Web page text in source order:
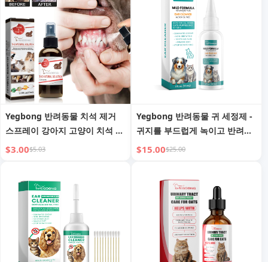
Yegbong 반려동물 치석 제거
스프레이 강아지 고양이 치석 및
구취 제거 케어
$3.00$5.03
Yegbong 반려동물 귀 세정제 -
귀지를 부드럽게 녹이고 반려동
물의 귀 건강을 보호합니다
$15.00$25.00